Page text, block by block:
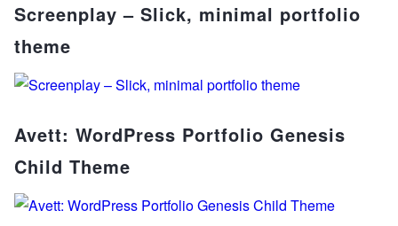
Screenplay – Slick, minimal portfolio
theme
Avett: WordPress Portfolio Genesis
Child Theme